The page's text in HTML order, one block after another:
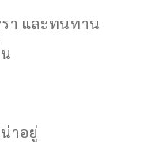
รา และทนทาน
าอยู่